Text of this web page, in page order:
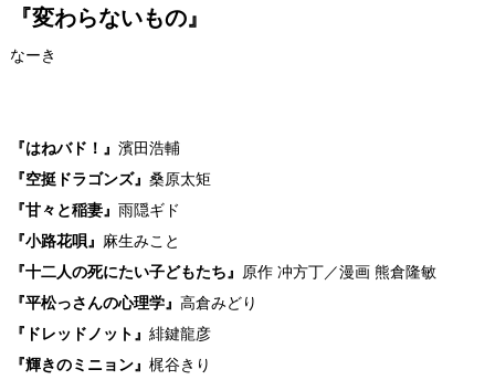
『変わらないもの』
なーき
『はねバド！』 濱田浩輔
『空挺ドラゴンズ』 桑原太矩
『甘々と稲妻』 雨隠ギド
『小路花唄』 麻生みこと
『十二人の死にたい子どもたち』 原作 冲方丁／漫画 熊倉隆敏
『平松っさんの心理学』 高倉みどり
『ドレッドノット』 緋鍵龍彦
『輝きのミニョン』 梶谷きり